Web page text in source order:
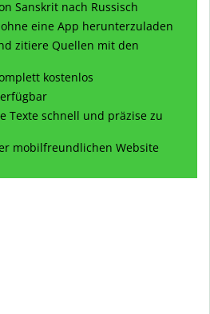
Sanskrit nach Russisch
eine App herunterzuladen
zitiere Quellen mit den
kostenlos
Texte schnell und präzise zu
mobilfreundlichen Website